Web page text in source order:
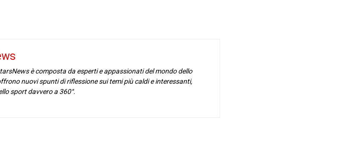
è composta da esperti e appassionati del mondo dello
nuovi spunti di riflessione sui temi più caldi e interessanti,
sport davvero a 360°.